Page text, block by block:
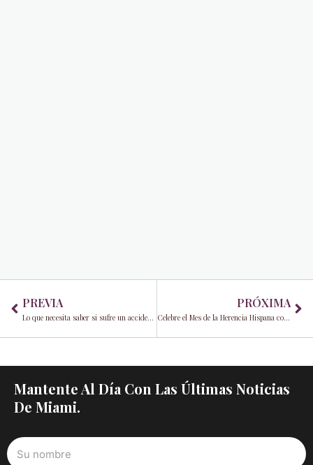
PREVIA
Lo que necesita saber si sufre un accidente y resulta lesionado
PRÓXIMA
Celebre el Mes de la Herencia Hispana con aguacates
Mantente Al Día Con Las Últimas Noticias
De Miami.